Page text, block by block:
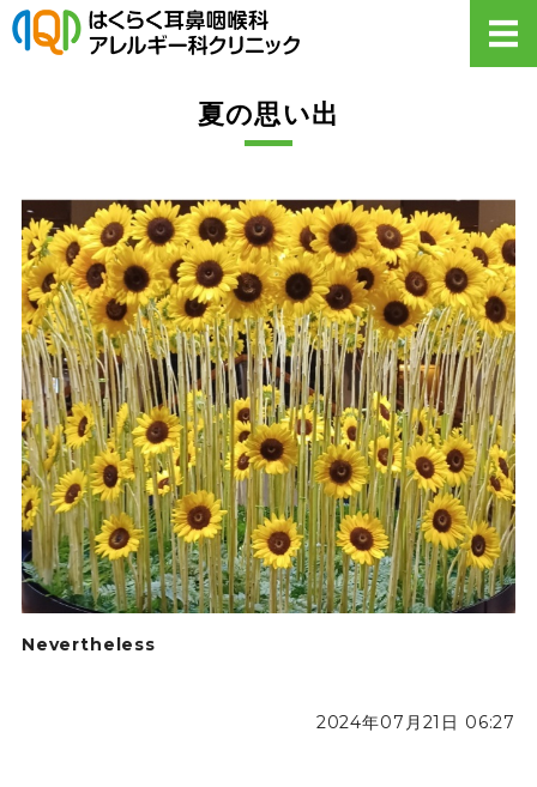
【公式】はくら
初めての方へ・Q&A
医院概要
お知らせ
夏の思い出
Nevertheless
2024年07月21日 06:27